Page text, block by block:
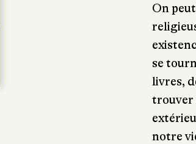
On
se
livres,
trouver
notre